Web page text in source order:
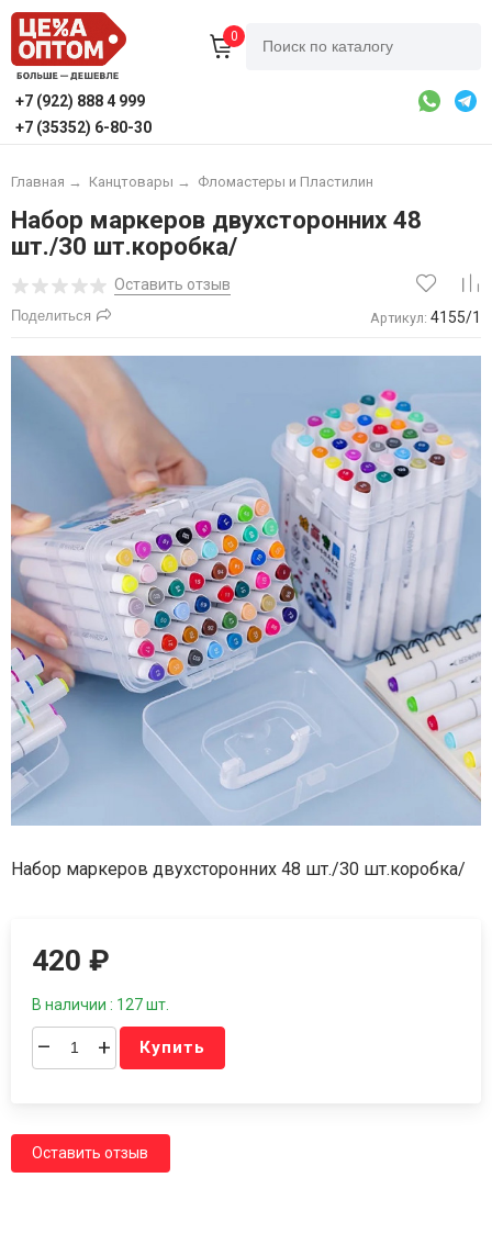
0
+7 (922) 888 4 999
+7 (35352) 6-80-30
Главная → Канцтовары → Фломастеры и Пластилин
Набор маркеров двухсторонних 48
шт./30 шт.коробка/
Оставить отзыв
Поделиться Артикул: 4155/1
Набор маркеров двухсторонних 48 шт./30 шт.коробка/
420₽
В наличии : 127 шт.
– + Купить
Оставить отзыв